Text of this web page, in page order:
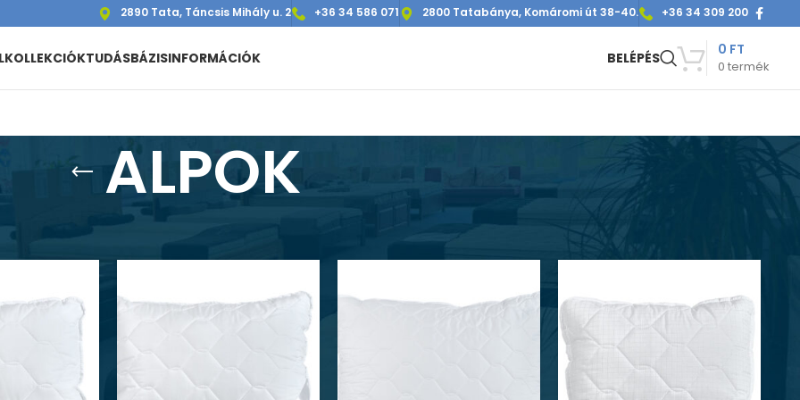
2890 Tata, Táncsis Mihály u. 2 +36 34 586 071 2800 Tatabánya, Komáromi út 38-40. +36 34 309 200
KOLLEKCIÓKTUDÁSBÁZISINFORMÁCIÓK BELÉPÉS 0 termék
0 FT
ALPOK
címkével rendelkező termékek